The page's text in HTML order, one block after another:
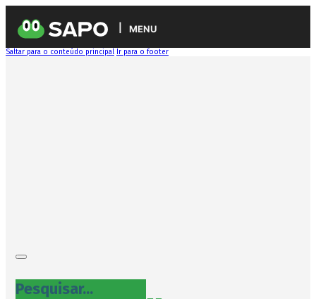
MENU
Saltar para o conteúdo principal Ir para o footer
Pesquisar...